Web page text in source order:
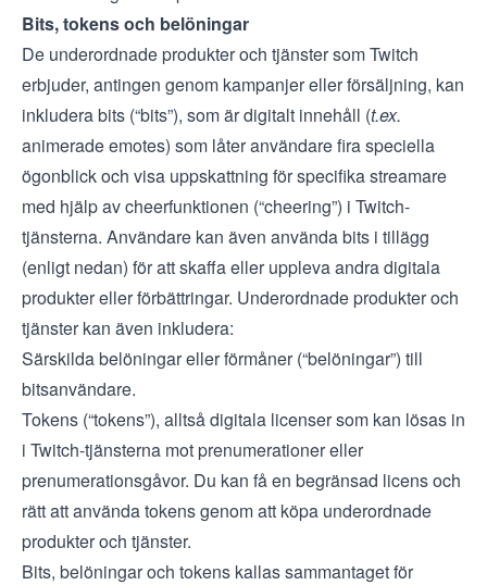
Bits, tokens och belöningar
De underordnade produkter och tjänster som Twitch
erbjuder, antingen genom kampanjer eller försäljning, kan
inkludera bits (“bits”), som är digitalt innehåll (t.ex.
animerade emotes) som låter användare fira speciella
ögonblick och visa uppskattning för specifika streamare
med hjälp av cheerfunktionen (“cheering”) i Twitch-
tjänsterna. Användare kan även använda bits i tillägg
(enligt nedan) för att skaffa eller uppleva andra digitala
produkter eller förbättringar. Underordnade produkter och
tjänster kan även inkludera:
Särskilda belöningar eller förmåner (“belöningar”) till
bitsanvändare.
Tokens (“tokens”), alltså digitala licenser som kan lösas in
i Twitch-tjänsterna mot prenumerationer eller
prenumerationsgåvor. Du kan få en begränsad licens och
rätt att använda tokens genom att köpa underordnade
produkter och tjänster.
Bits, belöningar och tokens kallas sammantaget för